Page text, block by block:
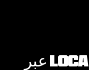
كيف تعمل خدمة Locad عبر